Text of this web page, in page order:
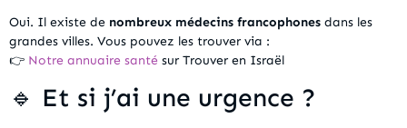
Oui. Il existe de nombreux médecins francophones dans les
grandes villes. Vous pouvez les trouver via :
👉 Notre annuaire santé sur Trouver en Israël
🔹 Et si j’ai une urgence ?